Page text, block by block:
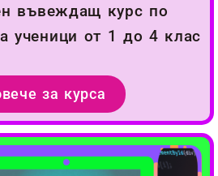
въвеждащ курс по
ученици от 1 до 4 клас
за курса